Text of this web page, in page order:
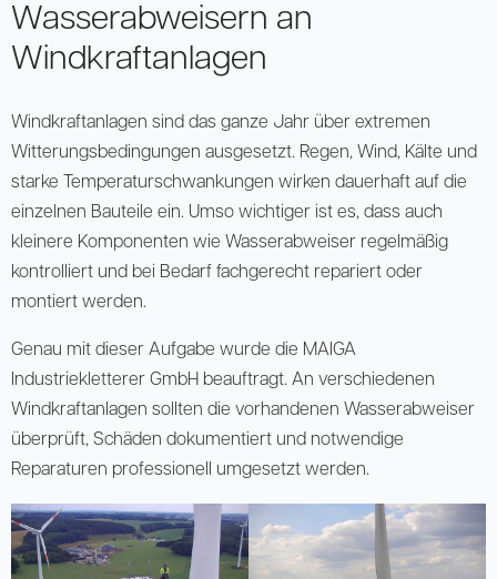
Wasserabweisern an
Windkraftanlagen
Windkraftanlagen sind das ganze Jahr über extremen
Witterungsbedingungen ausgesetzt. Regen, Wind, Kälte und
starke Temperaturschwankungen wirken dauerhaft auf die
einzelnen Bauteile ein. Umso wichtiger ist es, dass auch
kleinere Komponenten wie Wasserabweiser regelmäßig
kontrolliert und bei Bedarf fachgerecht repariert oder
montiert werden.
Genau mit dieser Aufgabe wurde die MAIGA
Industriekletterer GmbH beauftragt. An verschiedenen
Windkraftanlagen sollten die vorhandenen Wasserabweiser
überprüft, Schäden dokumentiert und notwendige
Reparaturen professionell umgesetzt werden.